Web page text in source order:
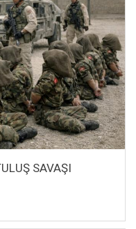
SAVAŞI